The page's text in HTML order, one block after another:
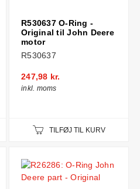
R530637 O-Ring -
Original til John Deere
motor
R530637
247,98 kr.
inkl. moms
TILFØJ TIL KURV